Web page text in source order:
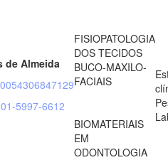
de Almeida
5997-6612
FISIOPATOLOGIA
DOS TECIDOS
BUCO-MAXILO-
FACIAIS
BIOMATERIAIS
EM
ODONTOLOGIA